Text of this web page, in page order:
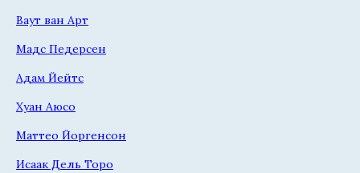
Ваут ван Арт
Мадс Педерсен
Адам Йейтс
Хуан Аюсо
Маттео Йоргенсон
Исаак Дель Торо